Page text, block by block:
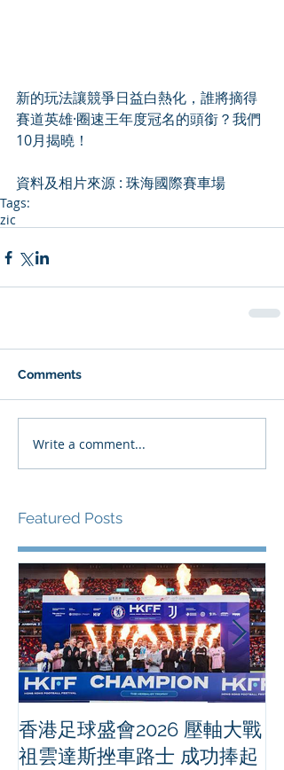
新的玩法讓競爭日益白熱化，誰將摘得
賽道英雄·圈速王年度冠名的頭銜？我們
10月揭曉！
資料及相片來源 : 珠海國際賽車場
Tags:
zic
Comments
Write a comment...
Featured Posts
香港足球盛會2026 壓軸大戰
祖雲達斯挫車路士 成功捧起